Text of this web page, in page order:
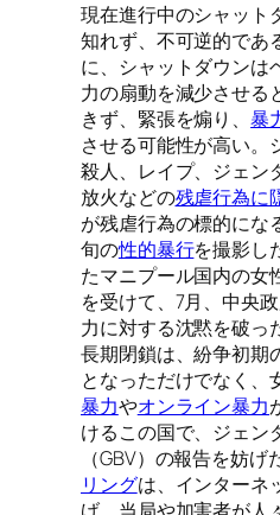
現在進行中のシャット
知れず、不可逆的であ
に、シャットダウンは
力の扇動を減少させる
きず、緊張を煽り、暴
させる可能性が高い。
殺人、レイプ、ジェン
放火などの残虐行為に
が残虐行為の標的にな
旬の性的暴行を撮影し
たマニプール国内の女
を受けて、7月、中央
力に対する沈黙を破っ
長期閉鎖は、紛争初期
となっただけでなく、
暴力やオンライン暴力
けるこの国で、ジェン
（GBV）の報告を妨
リングは、インターネ